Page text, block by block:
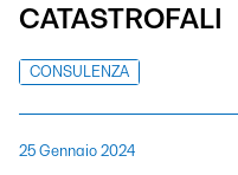
CATASTROFALI
CONSULENZA
25 Gennaio 2024